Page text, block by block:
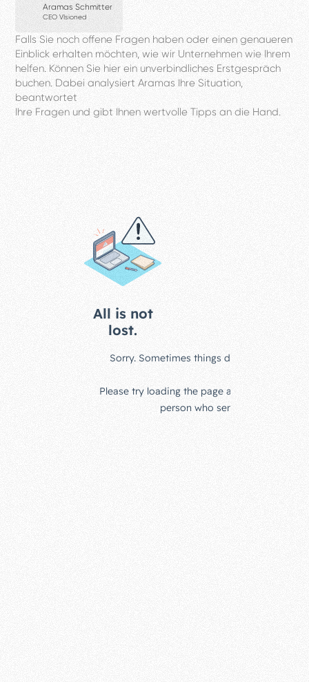
Aramas Schmitter
CEO VIsioned
Falls Sie noch offene Fragen haben oder einen genaueren
Einblick erhalten möchten, wie wir Unternehmen wie Ihrem
helfen. Können Sie hier ein unverbindliches Erstgespräch
buchen. Dabei analysiert Aramas Ihre Situation,
beantwortet
Ihre Fragen und gibt Ihnen wertvolle Tipps an die Hand.